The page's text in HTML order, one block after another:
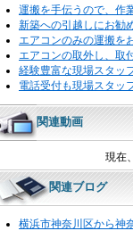
運搬を手伝うので、作
新築への引越しにお勧
エアコンのみの運搬を
エアコンの取外し、取
経験豊富な現場スタッ
電話受付も現場スタッ
関連動画
現在
関連ブログ
横浜市神奈川区から神